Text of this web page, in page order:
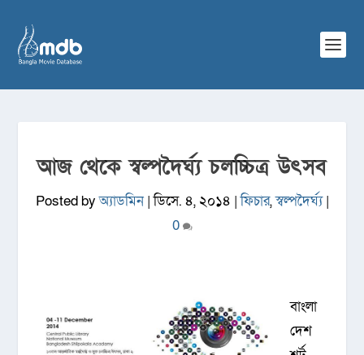
আজ থেকে স্বল্পদৈর্ঘ্য চলচ্চিত্র উৎসব
Posted byঅ্যাডমিন|ডিসে. ৪, ২০১৪ |ফিচার,স্বল্পদৈর্ঘ্য|
0
বাংলা
দেশ